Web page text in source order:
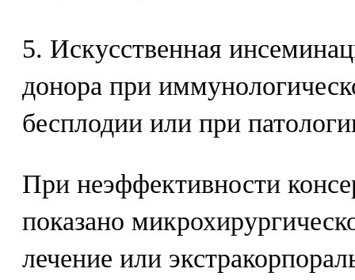
5. Искусственная
донора при
бесплодии или при
При неэффективности
показано
лечение или